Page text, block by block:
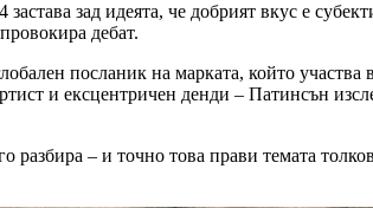
зад идеята, че добрият вкус е
дебат.
посланик на марката, който
и ексцентричен денди – Патинсън
разбира – и точно това прави темата